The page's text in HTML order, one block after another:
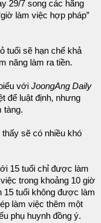
29/7 song các hãng
làm việc hợp pháp”
tuổi sẽ hạn chế khả
năng làm ra tiền.
với JoongAng Daily
để luật định, nhưng
tàng.
thấy sẽ có nhiều khó
15 tuổi chỉ được làm
trong khoảng 10 giờ
15 tuổi không được làm
làm việc thêm một
phụ huynh đồng ý.